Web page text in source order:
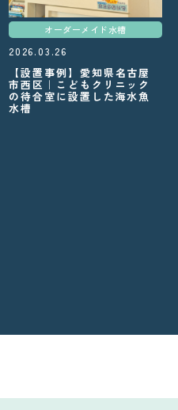
オーダーメイド水槽
2026.03.26
【設置事例】愛知県名古屋
市西区｜こどもクリニック
の待合室に設置した海水魚
水槽